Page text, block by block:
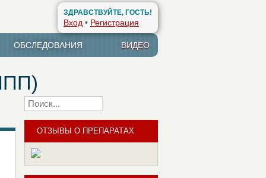
ЗДРАВСТВУЙТЕ, ГОСТЬ!
Вход • Регистрация
ОБСЛЕДОВАНИЯ ВИДЕО
ОТЗЫВЫ О ПРЕПАРАТАХ